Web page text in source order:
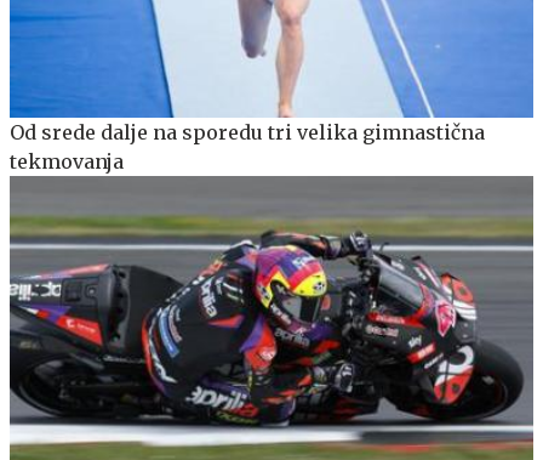
Od srede dalje na sporedu tri velika gimnastična
tekmovanja